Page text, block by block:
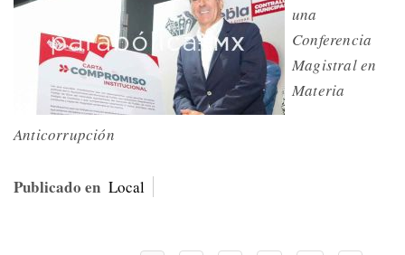
una
Conferencia
Magistral en
Materia
Anticorrupción
Publicado en Local